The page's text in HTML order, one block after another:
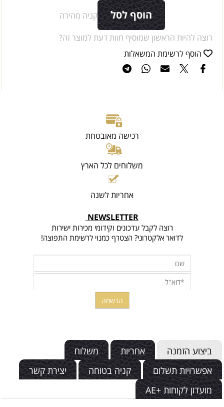
הוסף לסל
קניה מהירה
רוצה להיות הראשון שמוסיף חוות דעת למוצר זה?
הוסף לרשימת המשאלות
רכישה מאובטחת
משלוחים לכל הארץ
אחריות לשנה
NEWSLETTER
רוצה לקבל עדכונים וקידומי מכירות ישירות
לדואר אלקטרוני? הצטרף כמנוי לרשימת התפוצה!
ביצוע הזמנה אחריות
משלוח
אפשרויות תשלום
קניה בטוחה
יצירת קשר
מועדון לקוחות +AE